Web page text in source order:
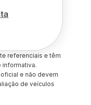
referenciais e têm
e não devem
de veículos